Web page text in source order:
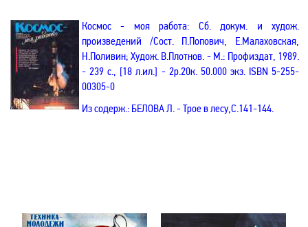
Космос - моя работа: Сб. докум. и худож.
произведений /Сост. П.Попович, Е.Малаховская,
Н.Поливин; Худож. В.Плотнов. - М.: Профиздат, 1989.
- 239 с., [18 л.ил.] - 2р.20к. 50.000 экз. ISBN 5-255-
00305-0
Из содерж.: БЕЛОВА Л. -Трое в лесу,С.141-144.